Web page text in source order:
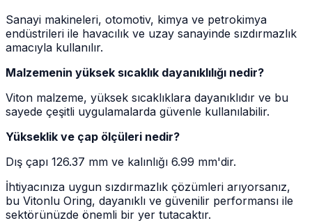
Sanayi makineleri, otomotiv, kimya ve petrokimya
endüstrileri ile havacılık ve uzay sanayinde sızdırmazlık
amacıyla kullanılır.
Malzemenin yüksek sıcaklık dayanıklılığı nedir?
Viton malzeme, yüksek sıcaklıklara dayanıklıdır ve bu
sayede çeşitli uygulamalarda güvenle kullanılabilir.
Yükseklik ve çap ölçüleri nedir?
Dış çapı 126.37 mm ve kalınlığı 6.99 mm'dir.
İhtiyacınıza uygun sızdırmazlık çözümleri arıyorsanız,
bu Vitonlu Oring, dayanıklı ve güvenilir performansı ile
sektörünüzde önemli bir yer tutacaktır.